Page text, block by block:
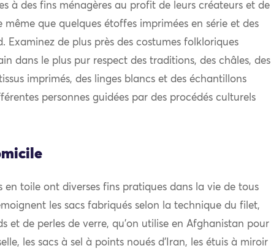
à des fins ménagères au profit de leurs créateurs et de
même que quelques étoffes imprimées en série et des
Examinez de plus près des costumes folkloriques
dans le plus pur respect des traditions, des châles, des
imprimés, des linges blancs et des échantillons
personnes guidées par des procédés culturels
en toile ont diverses fins pratiques dans la vie de tous
les sacs fabriqués selon la technique du filet,
et de perles de verre, qu’on utilise en Afghanistan pour
les sacs à sel à points noués d’Iran, les étuis à miroir